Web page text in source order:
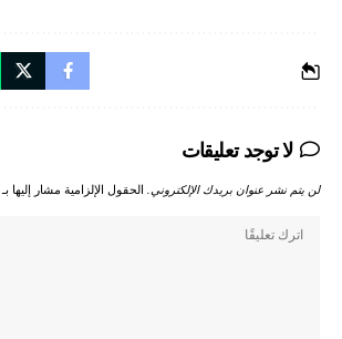
لا توجد تعليقات
لن يتم نشر عنوان بريدك الإلكتروني. الحقول الإلزامية مشار إليها بـ